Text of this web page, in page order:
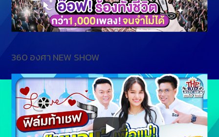
360 องศา NEW SHOW